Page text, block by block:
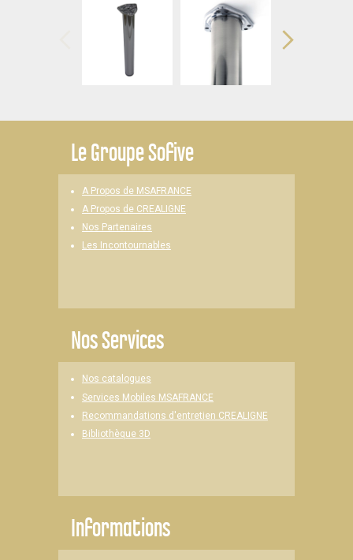
LeGroupe Sofive
A Propos de MSAFRANCE
A Propos de CREALIGNE
Nos Partenaires
Les Incontournables
Nos Services
Nos catalogues
Services Mobiles MSAFRANCE
Recommandations d'entretien CREALIGNE
Bibliothèque 3D
Informations